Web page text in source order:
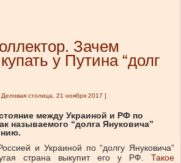
Зачем
у Путина “долг
Деловая столица, 21 ноября 2017 ]
между Украиной и РФ по
называемого “долга Януковича”
и Украиной по “долгу Януковича”
страна выкупит его у РФ. Такое